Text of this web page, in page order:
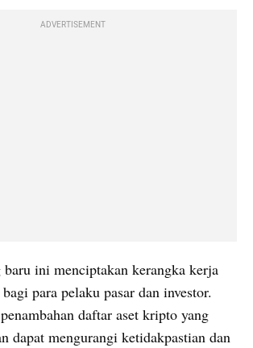
ADVERTISEMENT
baru ini menciptakan kerangka kerja
para pelaku pasar dan investor.
daftar aset kripto yang
dapat mengurangi ketidakpastian dan